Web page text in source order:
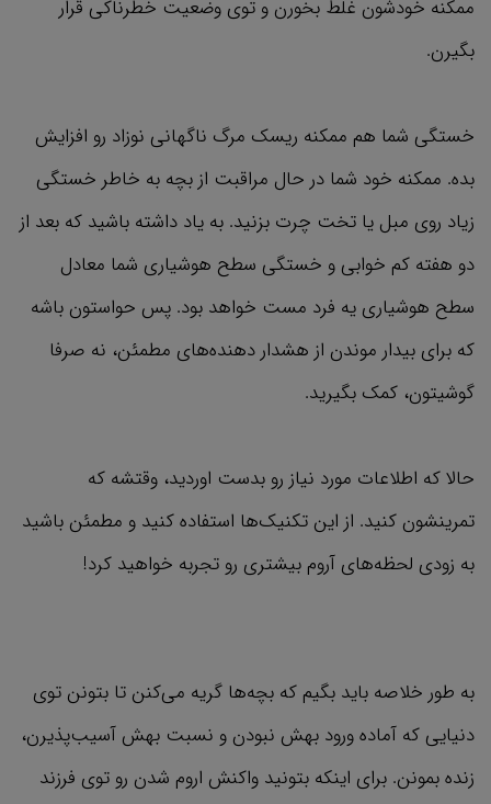
ممکنه خودشون غلط بخورن و توی وضعیت خطرناکی قرار
بگیرن.
خستگی شما هم ممکنه ریسک مرگ ناگهانی نوزاد رو افزایش
بده. ممکنه خود شما در حال مراقبت از بچه به خاطر خستگی
زیاد روی مبل یا تخت چرت بزنید. به یاد داشته باشید که بعد از
دو هفته کم خوابی و خستگی سطح هوشیاری شما معادل
سطح هوشیاری یه فرد مست خواهد بود. پس حواستون باشه
که برای بیدار موندن از هشدار دهنده‌های مطمئن، نه صرفا
گوشیتون، کمک بگیرید.
حالا که اطلاعات مورد نیاز رو بدست اوردید، وقتشه که
تمرینشون کنید. از این تکنیک‌ها استفاده کنید و مطمئن باشید
به زودی لحظه‌های آروم بیشتری رو تجربه خواهید کرد!
به طور خلاصه باید بگیم که بچه‌ها گریه می‌کنن تا بتونن توی
دنیایی که آماده ورود بهش نبودن و نسبت بهش آسیب‌پذیرن،
زنده بمونن. برای اینکه بتونید واکنش اروم شدن رو توی فرزند